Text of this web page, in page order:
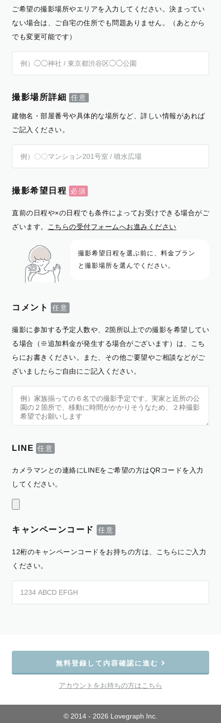
ご希望の撮影場所やエリアを入力してください。決まってい
ない場合は、ご自宅の住所でも問題ありません。（あとから
でも変更可能です）
撮影場所詳細
建物名・部屋番号や具体的な場所など、詳しい情報があれば
ご記入ください。
撮影希望日程
直前の日程や×の日程でも条件によってお受けできる場合がご
ざいます。
こちらの受付フォームへお進みください
撮影希望日程を選ぶ前に、料金プラン
と撮影場所を選んでください。
コメント
撮影に参加する予定人数や、2箇所以上での撮影を希望してい
る場合（※追加料金が発生する場合がございます）は、こち
らにお書きください。また、その他ご要望やご相談などがご
ざいましたらご自由にご記入ください。
LINE
カメラマンとの連絡にLINEをご希望の方はQRコードを入力
してください。
キャンペーンコード
12桁のキャンペーンコードをお持ちの方は、こちらにご入力
ください。
無料登録して内容確認に進む
アカウントをお持ちの方はこちら
© 2014 - 2026 Lovegraph Inc.